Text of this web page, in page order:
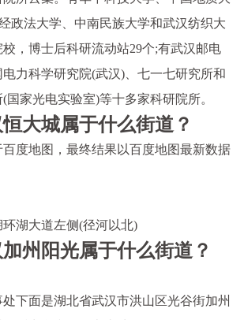
政法大学、中南民族大学和武汉纺织大
，博士后科研流动站29个;有武汉邮电
力科学研究院(武汉)、七一七研究所和
国家光电实验室)等十多家科研院所。
大城属于什么街道？
度地图，最终结果以百度地图最新数据
湖大道左侧(径河以北)
州阳光属于什么街道？
下面是湖北省武汉市洪山区光谷街加州